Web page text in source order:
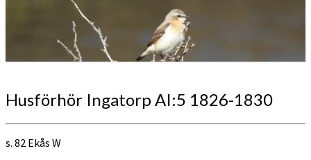
https://nilsson-reijer.se
Husförhör
Ingatorp
AI:5
1826-
1830
Husförhör Ingatorp AI:5 1826-1830
s. 82 Ekås W